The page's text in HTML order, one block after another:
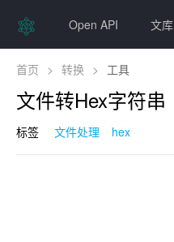
Open API 文库
首页 > 转换 > 工具
文件转Hex字符串
标签 文件处理 hex